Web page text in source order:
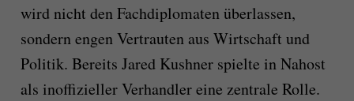
wird nicht den Fachdiplomaten überlassen,
sondern engen Vertrauten aus Wirtschaft und
Politik. Bereits Jared Kushner spielte in Nahost
als inoffizieller Verhandler eine zentrale Rolle.